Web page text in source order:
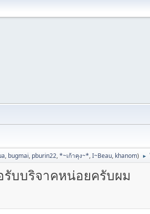
, bugmai, pburin22,*~เก้าคุง~*,I~Beau, khanom) ►
รับบริจาคหน่อยครับผม